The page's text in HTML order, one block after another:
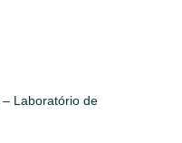
Laboratório de